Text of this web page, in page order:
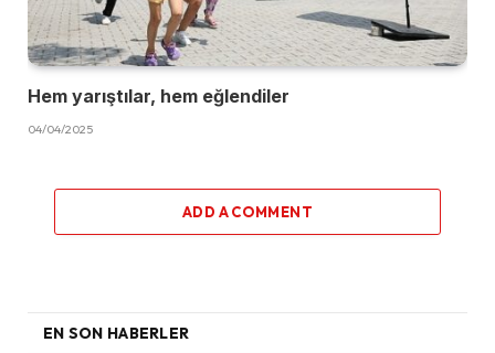
Hem yarıştılar, hem eğlendiler
04/04/2025
ADD A COMMENT
EN SON HABERLER